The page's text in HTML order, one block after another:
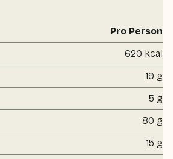
Pro Person
620 kcal
19 g
5 g
80 g
15 g